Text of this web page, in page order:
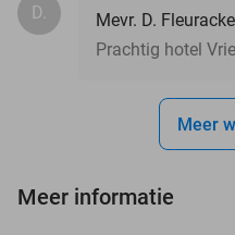
D.
Mevr. D.
Prachtig hotel
Meer
Meer informatie